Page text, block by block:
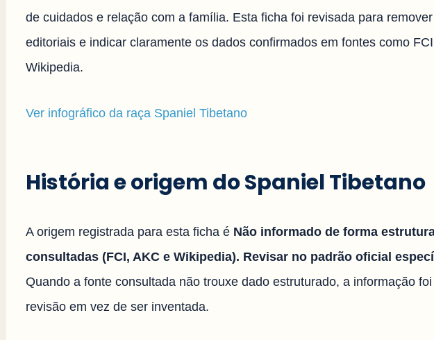
de cuidados e relação com a família. Esta ficha foi revisada para
editoriais e indicar claramente os dados confirmados em fontes como
Wikipedia.
Ver infográfico da raça Spaniel Tibetano
História e origem do Spaniel Tibetano
A origem registrada para esta ficha é Não informado de forma
consultadas (FCI, AKC e Wikipedia). Revisar no padrão oficial
Quando a fonte consultada não trouxe dado estruturado, a informação
revisão em vez de ser inventada.